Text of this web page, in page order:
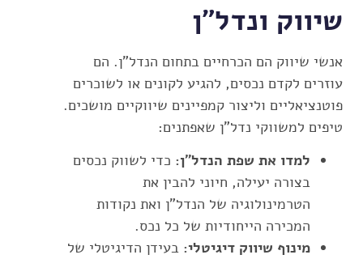
שיווק ונדל"ן
אנשי שיווק הם הכרחיים בתחום הנדל"ן. הם
עוזרים לקדם נכסים, להגיע לקונים או לשוכרים
פוטנציאליים וליצור קמפיינים שיווקיים מושכים.
טיפים למשווקי נדל"ן שאפתנים:
למדו את שפת הנדל"ן: כדי לשווק נכסים
בצורה יעילה, חיוני להבין את
הטרמינולוגיה של הנדל"ן ואת נקודות
המכירה הייחודיות של כל נכס.
מינוף שיווק דיגיטלי: בעידן הדיגיטלי של